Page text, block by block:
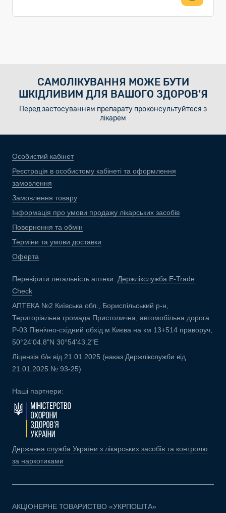
САМОЛІКУВАННЯ МОЖЕ БУТИ
ШКІДЛИВИМ ДЛЯ ВАШОГО ЗДОРОВ’Я
Перед застосуванням препарату проконсультуйтеся з
лікарем
Особистий кабінет
Реєстрація в особистому кабінеті та оформлення
замовлення
Замовлення товару
Інформація про умови продажу лікарських засобів
Повернення та обмін
Терміни та умови доставки
Оферта
Перевірити легальність аптеки: Держлікслужба E-Trade
Check
АПТЕКА №2 Київська обл., Бориспільський р-н,
Територіальна громада Пристолична, автомобільна дорога
Р-03 Північно-східний обхід м.Києва на км 13+514 праворуч,
50°24'04.8"N 30°54'43.2"E
Ліцензія б/н від 21.01.2025 (наказ Держлікслужби від
21.01.2025 № 93-25)
Наші партнери:
Державна служба України з лікарських засобів та контролю
за наркотиками
АКЦІОНЕРНЕ ТОВАРИСТВО «УКРПОШТА»